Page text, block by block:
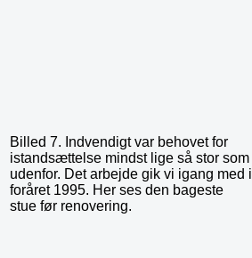
Billed 7. Indvendigt var behovet for
istandsættelse mindst lige så stor som
udenfor. Det arbejde gik vi igang med i
foråret 1995. Her ses den bageste
stue før renovering.